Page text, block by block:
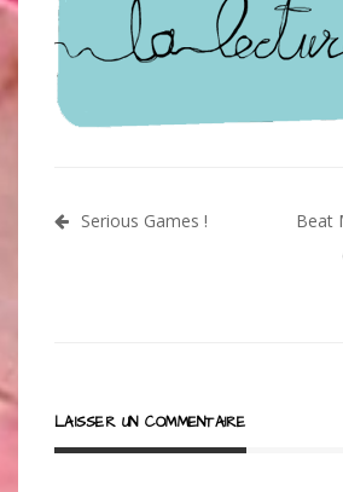
Navigation
Serious Games !
Beat
LAISSER UN COMMENTAIRE